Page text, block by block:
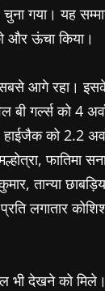
गया। यह
और ऊंचा किया।
आगे रहा। इसके
बी गर्ल्स को 4
को 2.2
फातिमा
तान्या
लगातार
देखने को